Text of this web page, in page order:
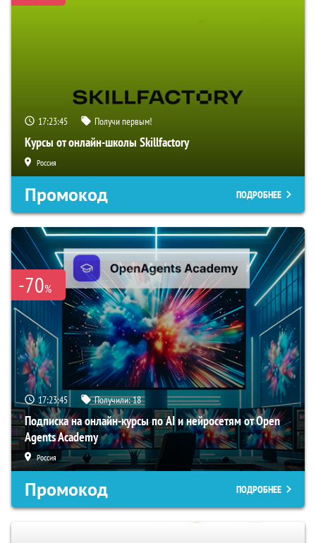
17:23:45 Получи первым!
Курсы от онлайн-школы Skillfactory
Россия
Промокод ПОДРОБНЕЕ
-70%
17:23:45 Получили:18
Подписка на онлайн-курсы по AI и нейросетям от Open
Agents Academy
Россия
Промокод ПОДРОБНЕЕ